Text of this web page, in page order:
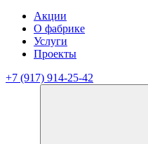
Акции
О фабрике
Услуги
Проекты
+7 (917) 914-25-42